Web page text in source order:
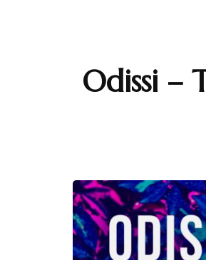
Odissi –